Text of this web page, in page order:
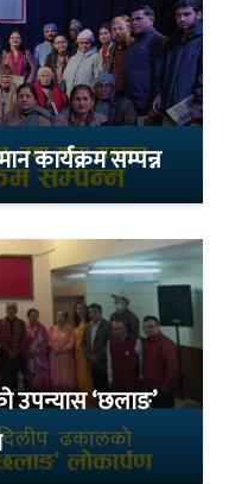
कार्यक्रम सम्पन्न
उपन्यास ‘छलाङ’